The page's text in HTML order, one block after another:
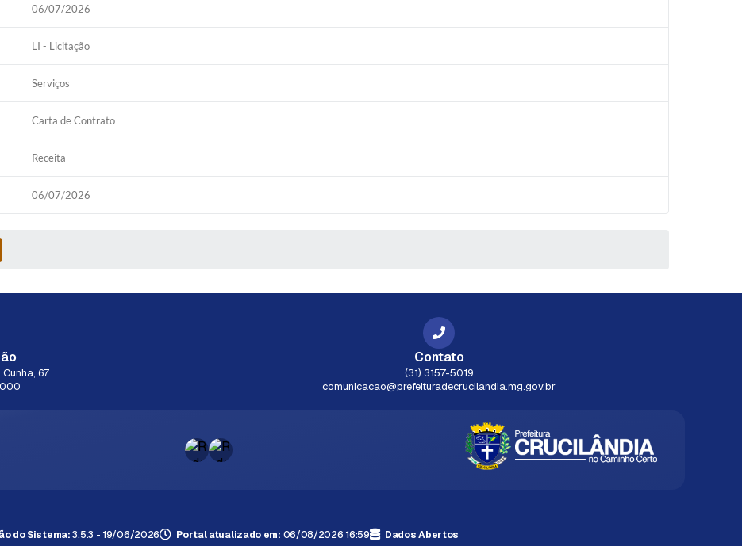
06/07/2026
LI - Licitação
Serviços
Carta de Contrato
Receita
06/07/2026
67
Contato
(31) 3157-5019
comunicacao@prefeituradecrucilandia.mg.gov.br
do Sistema:3.5.3 - 19/06/2026 Portal atualizado em: 06/08/2026 16:59 Dados Abertos